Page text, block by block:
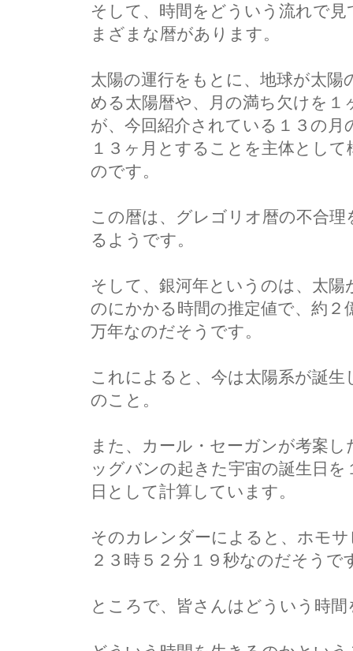
そして、時間をどういう流れで
まざまな暦があります。
太陽の運行をもとに、地球が太
める太陽暦や、月の満ち欠けを
が、今回紹介されている１３の
１３ヶ月とすることを主体とし
のです。
この暦は、グレゴリオ暦の不合
るようです。
そして、銀河年というのは、太
のにかかる時間の推定値で、約２
万年なのだそうです。
これによると、今は太陽系が誕
のこと。
また、カール・セーガンが考案
ッグバンの起きた宇宙の誕生日
日として計算しています。
そのカレンダーによると、ホモ
２３時５２分１９秒なのだそうで
ところで、皆さんはどういう時